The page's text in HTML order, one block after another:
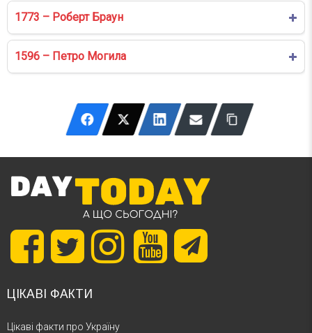
1773 – Роберт Браун
1596 – Петро Могила
ЦІКАВІ ФАКТИ
Цікаві факти про Україну